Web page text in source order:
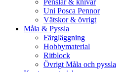
Penslar & knivar
Uni Posca Pennor
Vätskor & övrigt
Måla & Pyssla
Färgläggning
Hobbymaterial
Ritblock
Övrigt Måla och pyssla